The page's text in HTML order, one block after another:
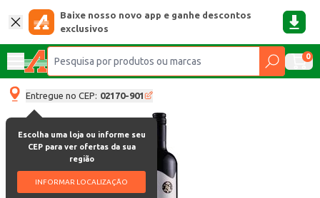
Baixe nosso novo app e ganhe descontos
exclusivos
0
Entregue no CEP: 02170-901
Escolha uma loja ou informe seu
CEP para ver ofertas da sua
região
INFORMAR LOCALIZAÇÃO